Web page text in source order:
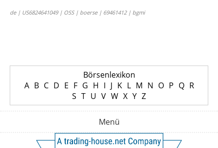
de | US6824641049 | OSS | boerse | 69461412 | bgmi
Börsenlexikon
A B C D E F G H I J K L M N O P Q R
S T U V W X Y Z
Menü